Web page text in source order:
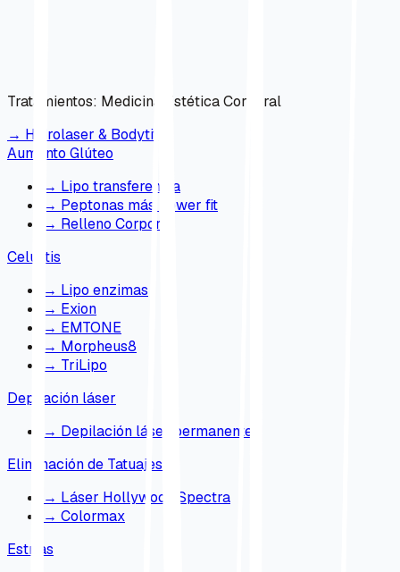
Tratamientos: Medicina Estética Corporal
→ Hidrolaser & Bodytite
Aumento Glúteo
→ Lipo transferencia
→ Peptonas más power fit
→ Relleno Corporal
Celulitis
→ Lipo enzimas
→ Exion
→ EMTONE
→ Morpheus8
→ TriLipo
Depilación láser
→ Depilación láser permanente
Eliminación de Tatuajes
→ Láser Hollywood Spectra
→ Colormax
Estrías